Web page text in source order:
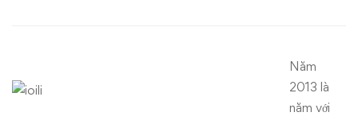
–
Năm
2013 là
năm với